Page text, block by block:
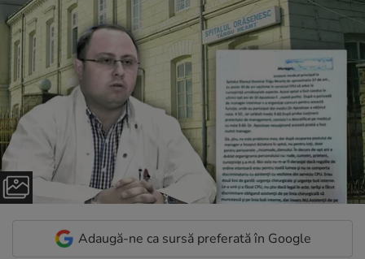
Adaugă-ne ca sursă preferată în Google